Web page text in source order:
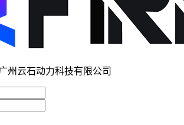
州云石动力科技有限公司